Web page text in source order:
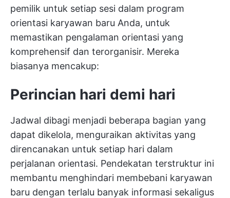
pemilik untuk setiap sesi dalam program
orientasi karyawan baru Anda, untuk
memastikan pengalaman orientasi yang
komprehensif dan terorganisir. Mereka
biasanya mencakup:
Perincian hari demi hari
Jadwal dibagi menjadi beberapa bagian yang
dapat dikelola, menguraikan aktivitas yang
direncanakan untuk setiap hari dalam
perjalanan orientasi. Pendekatan terstruktur ini
membantu menghindari membebani karyawan
baru dengan terlalu banyak informasi sekaligus